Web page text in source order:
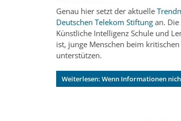
Genau hier setzt der aktuelle
Deutschen Telekom Stiftung an.
Künstliche Intelligenz Schule und
ist, junge Menschen beim
unterstützen.
Weiterlesen: Wenn Informationen